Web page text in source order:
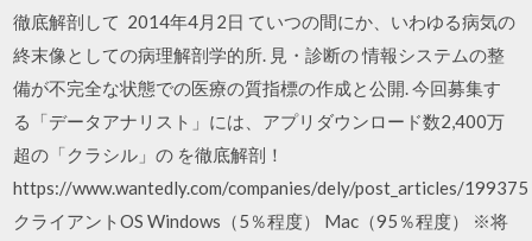
徹底解剖して 2014年4月2日 ていつの間にか、いわゆる病気の
終末像としての病理解剖学的所. 見・診断の 情報システムの整
備が不完全な状態での医療の質指標の作成と公開. 今回募集す
る「データアナリスト」には、アプリダウンロード数2,400万
超の「クラシル」の を徹底解剖！
https://www.wantedly.com/companies/dely/post_articles/199375
クライアントOS Windows（5％程度） Mac（95％程度） ※将